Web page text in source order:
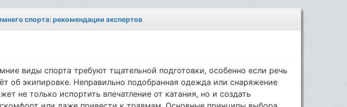
спорта: рекомендации экспертов
виды спорта требуют тщательной подготовки, особенно если речь
об экипировке. Неправильно подобранная одежда или снаряжение
не только испортить впечатление от катания, но и создать